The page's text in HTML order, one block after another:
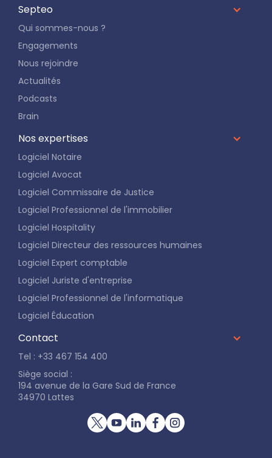
Septeo
Qui sommes-nous ?
Engagements
Nous rejoindre
Actualités
Podcasts
Brain
Nos expertises
Logiciel Notaire
Logiciel Avocat
Logiciel Commissaire de Justice
Logiciel Professionnel de l'immobilier
Logiciel Hospitality
Logiciel Directeur des ressources humaines
Logiciel Expert comptable
Logiciel Juriste d'entreprise
Logiciel Professionnel de l'informatique
Logiciel Éducation
Contact
Tel : +33 467 154 400
Siège social :
194 avenue de la Gare Sud de France
34970 Lattes